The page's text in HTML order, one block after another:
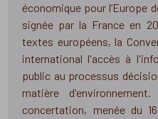
économique pour l’Europe
signée par la France en
textes européens, la
international l'accès à
public au processus
matière
concertation, menée du